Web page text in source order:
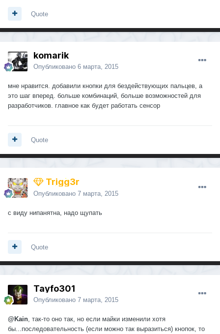
Quote
komarik
Опубликовано 6 марта, 2015
мне нравится. добавили кнопки для бездействующих пальцев, а
это шаг вперед. больше комбинаций, больше возможностей для
разработчиков. главное как будет работать сенсор
Quote
Trigg3r
Опубликовано 7 марта, 2015
с виду нипанятна, надо щупать
Quote
Tayfo301
Опубликовано 7 марта, 2015
@Kain , так-то оно так, но если майки изменили хотя
бы...последовательность (если можно так выразиться) кнопок, то